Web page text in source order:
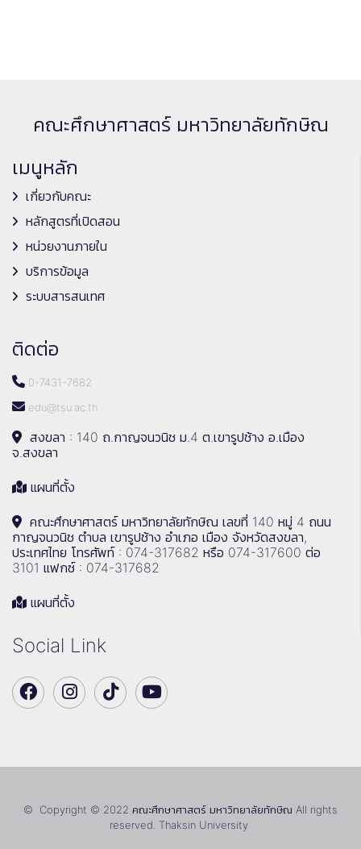
คณะศึกษาศาสตร์ มหาวิทยาลัยทักษิณ
เมนูหลัก
เกี่ยวกับคณะ
หลักสูตรที่เปิดสอน
หน่วยงานภายใน
บริการข้อมูล
ระบบสารสนเทศ
ติดต่อ
0-7431-7682
edu@tsu.ac.th
สงขลา : 140 ถ.กาญจนวนิช ม.4 ต.เขารูปช้าง อ.เมือง
จ.สงขลา
แผนที่ตั้ง
คณะศึกษาศาสตร์ มหาวิทยาลัยทักษิณ เลขที่ 140 หมู่ 4 ถนน
กาญจนวนิช ตำบล เขารูปช้าง อำเภอ เมือง จังหวัดสงขลา,
ประเทศไทย โทรศัพท์ : 074-317682 หรือ 074-317600 ต่อ
3101 แฟกซ์ : 074-317682
แผนที่ตั้ง
Social Link
© Copyright © 2022 คณะศึกษาศาสตร์ มหาวิทยาลัยทักษิณ All rights
reserved. Thaksin University